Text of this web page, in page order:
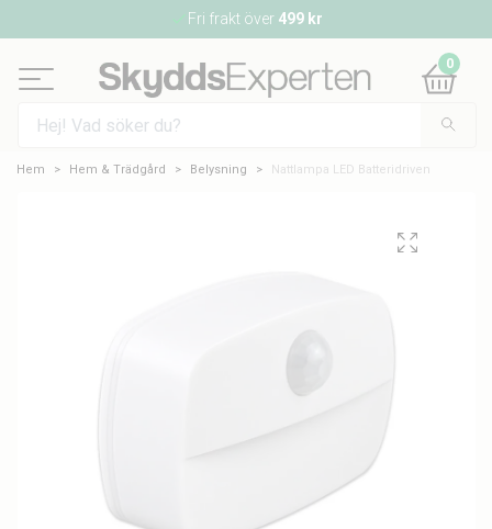
Fri frakt över 499 kr
0
Hem Hem & Trädgård Belysning Nattlampa LED Batteridriven